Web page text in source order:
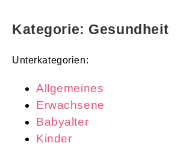
Kategorie: Gesundheit
Unterkategorien:
Allgemeines
Erwachsene
Babyalter
Kinder